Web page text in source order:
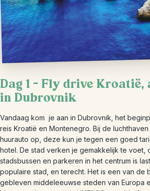
Dag 1 – Fly drive
in Dubrovnik
Vandaag kom je aan in Dubrovnik, het
reis Kroatië en Montenegro. Bij de
huurauto op, deze kun je tegen een goed
hotel. De stad verken je gemakkelijk te voet,
stadsbussen en parkeren in het centrum is
populaire stad, en terecht. Het is een van de
gebleven middeleeuwse steden van Europa